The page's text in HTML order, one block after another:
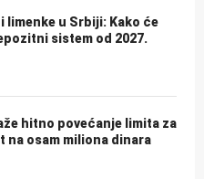
limenke u Srbiji: Kako će
sistem od 2027.
hitno povećanje limita za
na osam miliona dinara